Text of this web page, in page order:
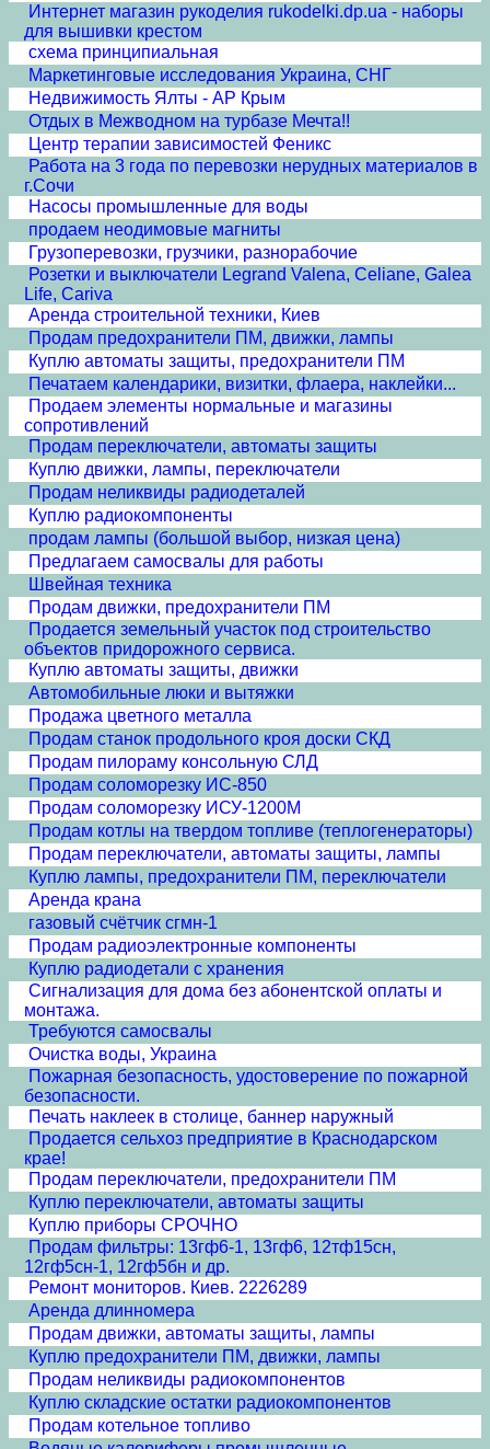
Интернет магазин рукоделия rukodelki.dp.ua - наборы
для вышивки крестом
схема принципиальная
Маркетинговые исследования Украина, СНГ
Недвижимость Ялты - АР Крым
Отдых в Межводном на турбазе Мечта!!
Центр терапии зависимостей Феникс
Работа на 3 года по перевозки нерудных материалов в
г.Сочи
Насосы промышленные для воды
продаем неодимовые магниты
Грузоперевозки, грузчики, разнорабочие
Розетки и выключатели Legrand Valena, Celiane, Galea
Life, Cariva
Аренда строительной техники, Киев
Продам предохранители ПМ, движки, лампы
Куплю автоматы защиты, предохранители ПМ
Печатаем календарики, визитки, флаера, наклейки...
Продаем элементы нормальные и магазины
сопротивлений
Продам переключатели, автоматы защиты
Куплю движки, лампы, переключатели
Продам неликвиды радиодеталей
Куплю радиокомпоненты
продам лампы (большой выбор, низкая цена)
Предлагаем самосвалы для работы
Швейная техника
Продам движки, предохранители ПМ
Продается земельный участок под строительство
объектов придорожного сервиса.
Куплю автоматы защиты, движки
Автомобильные люки и вытяжки
Продажа цветного металла
Продам станок продольного кроя доски СКД
Продам пилораму консольную СЛД
Продам соломорезку ИС-850
Продам соломорезку ИСУ-1200М
Продам котлы на твердом топливе (теплогенераторы)
Продам переключатели, автоматы защиты, лампы
Куплю лампы, предохранители ПМ, переключатели
Аренда крана
газовый счётчик сгмн-1
Продам радиоэлектронные компоненты
Куплю радиодетали с хранения
Сигнализация для дома без абонентской оплаты и
монтажа.
Требуются самосвалы
Очистка воды, Украина
Пожарная безопасность, удостоверение по пожарной
безопасности.
Печать наклеек в столице, баннер наружный
Продается сельхоз предприятие в Краснодарском
крае!
Продам переключатели, предохранители ПМ
Куплю переключатели, автоматы защиты
Куплю приборы СРОЧНО
Продам фильтры: 13гф6-1, 13гф6, 12тф15сн,
12гф5сн-1, 12гф5бн и др.
Ремонт мониторов. Киев. 2226289
Аренда длинномера
Продам движки, автоматы защиты, лампы
Куплю предохранители ПМ, движки, лампы
Продам неликвиды радиокомпонентов
Куплю складские остатки радиокомпонентов
Продам котельное топливо